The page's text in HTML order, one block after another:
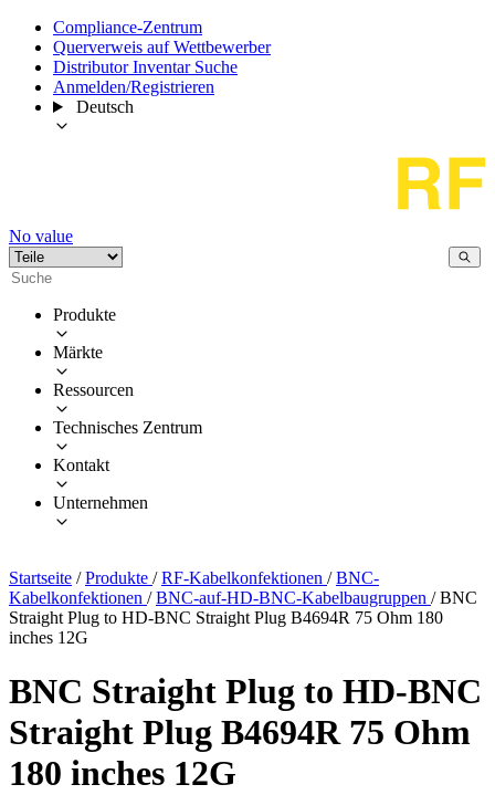
Compliance-Zentrum
Querverweis auf Wettbewerber
Distributor Inventar Suche
Anmelden/Registrieren
Deutsch
No value
Produkte
Märkte
Ressourcen
Technisches Zentrum
Kontakt
Unternehmen
Startseite / Produkte / RF-Kabelkonfektionen / BNC-
Kabelkonfektionen / BNC-auf-HD-BNC-Kabelbaugruppen / BNC
Straight Plug to HD-BNC Straight Plug B4694R 75 Ohm 180
inches 12G
BNC Straight Plug to HD-BNC
Straight Plug B4694R 75 Ohm
180 inches 12G